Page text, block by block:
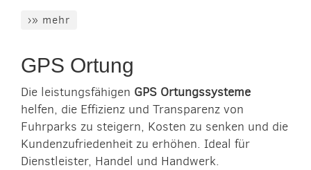
›» mehr
GPS Ortung
Die leistungsfähigen GPS Ortungssysteme
helfen, die Effizienz und Transparenz von
Fuhrparks zu steigern, Kosten zu senken und die
Kundenzufriedenheit zu erhöhen. Ideal für
Dienstleister, Handel und Handwerk.